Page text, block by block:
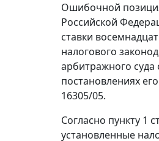
Ошибочной
Российской
ставки
налогового
арбитражного
постановлениях
16305/05.
Согласно пункту 1
установленные